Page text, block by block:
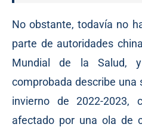
No obstante, todavía no
parte de autoridades
Mundial de la Salud,
comprobada describe una
invierno de 2022-
afectado por una ola de